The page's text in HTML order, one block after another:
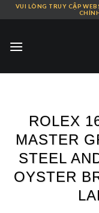
Skip
content
VUI LÒNG TRUY CẬP
ROLEX
MASTER
STEEL
OYSTER